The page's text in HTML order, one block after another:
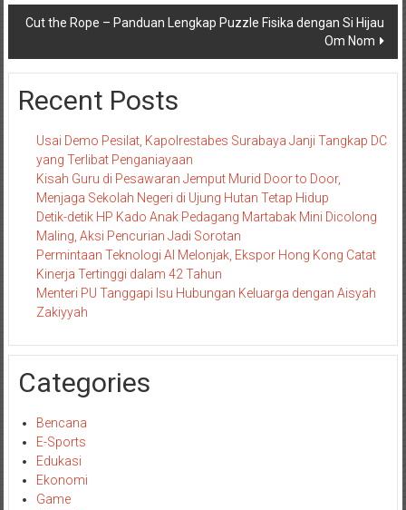
Cut the Rope – Panduan Lengkap Puzzle Fisika dengan Si Hijau
Om Nom
Recent Posts
Usai Demo Pesilat, Kapolrestabes Surabaya Janji Tangkap DC
yang Terlibat Penganiayaan
Kisah Guru di Pesawaran Jemput Murid Door to Door,
Menjaga Sekolah Negeri di Ujung Hutan Tetap Hidup
Detik-detik HP Kado Anak Pedagang Martabak Mini Dicolong
Maling, Aksi Pencurian Jadi Sorotan
Permintaan Teknologi AI Melonjak, Ekspor Hong Kong Catat
Kinerja Tertinggi dalam 42 Tahun
Menteri PU Tanggapi Isu Hubungan Keluarga dengan Aisyah
Zakiyyah
Categories
Bencana
E-Sports
Edukasi
Ekonomi
Game